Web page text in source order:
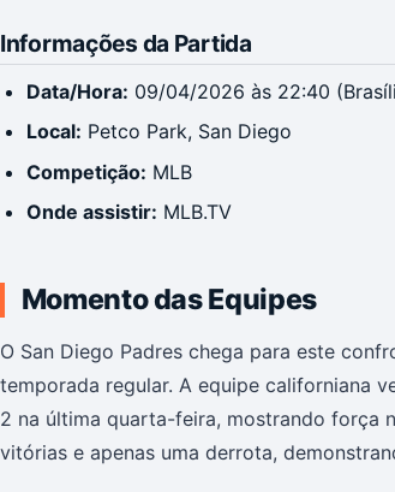
Informações da Partida
Data/Hora: 09/04/2026 às 22:40
Local: Petco Park, San Diego
Competição: MLB
Onde assistir: MLB.TV
Momento das Equipes
O San Diego Padres chega para este
temporada regular. A equipe californiana
2 na última quarta-feira, mostrando força
vitórias e apenas uma derrota,